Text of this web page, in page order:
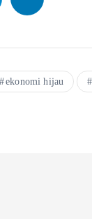
ekonomi hijau